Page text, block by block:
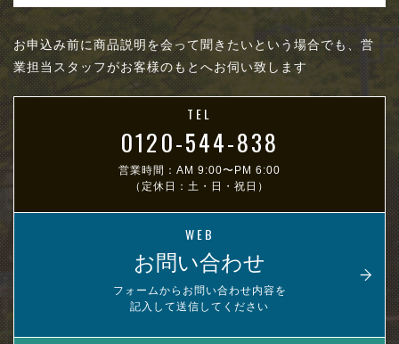
お申込み前に商品説明を会って聞きたいという場合でも、営
業担当スタッフがお客様のもとへお伺い致します
TEL
0120-544-838
営業時間：AM 9:00〜PM 6:00
（定休日：土・日・祝日）
WEB
お問い合わせ
フォームからお問い合わせ内容を
記入して送信してください